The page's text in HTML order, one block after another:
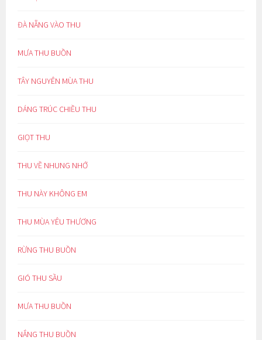
ĐÀ NẴNG VÀO THU
MƯA THU BUỒN
TÂY NGUYÊN MÙA THU
DÁNG TRÚC CHIỀU THU
GIỌT THU
THU VỀ NHUNG NHỚ
THU NÀY KHÔNG EM
THU MÙA YÊU THƯƠNG
RỪNG THU BUỒN
GIÓ THU SẦU
MƯA THU BUỒN
NẮNG THU BUỒN